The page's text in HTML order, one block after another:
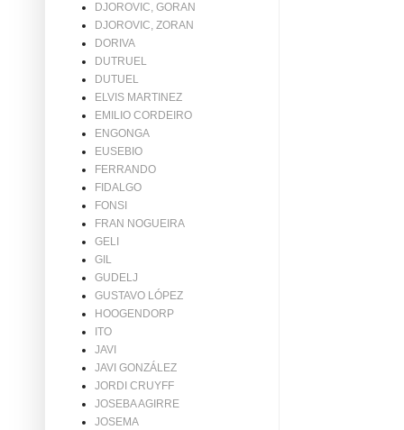
DJOROVIC, GORAN
DJOROVIC, ZORAN
DORIVA
DUTRUEL
DUTUEL
ELVIS MARTINEZ
EMILIO CORDEIRO
ENGONGA
EUSEBIO
FERRANDO
FIDALGO
FONSI
FRAN NOGUEIRA
GELI
GIL
GUDELJ
GUSTAVO LÓPEZ
HOOGENDORP
ITO
JAVI
JAVI GONZÁLEZ
JORDI CRUYFF
JOSEBA AGIRRE
JOSEMA